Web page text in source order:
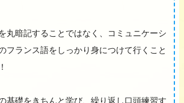
丸暗記することではなく、コミュニケーシ
フランス語をしっかり身につけて行くこと
基礎をきちんと学び、繰り返し口頭練習す